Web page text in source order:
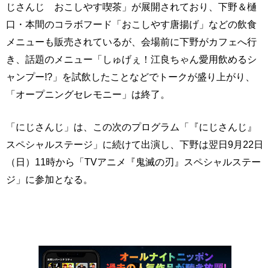
じさんじ おこしやす喫茶」が展開されており、下野＆樋
口・本間のコラボフード「おこしやす唐揚げ」などの飲食
メニューも販売されているが、会場前に下野がカフェへ行
き、話題のメニュー「しゅげぇ！江良ちゃん愛用飲めるシ
ャンプー!?」を試飲したことなどでトークが盛り上がり、
「オープニングセレモニー」は終了。
「にじさんじ」は、この次のプログラム「『にじさんじ』
スペシャルステージ」に続けて出演し、下野は翌日9月22日
（日）11時から「TVアニメ『鬼滅の刃』スペシャルステー
ジ」に参加となる。